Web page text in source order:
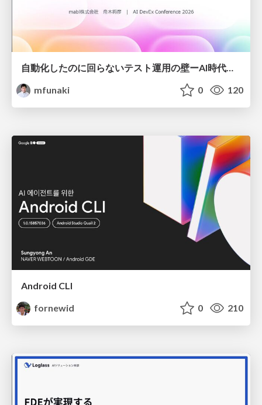
自動化したのに回らないテスト運用の壁ーAI時代の品質責任と生産性
mfunaki
0 120
Android CLI
fornewid
0 210